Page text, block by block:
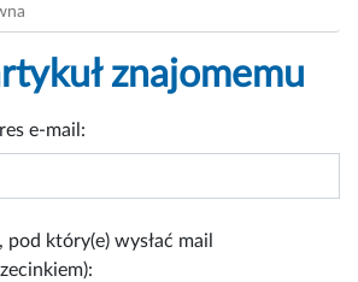
znajomemu
e-mail:
pod który(e) wysłać mail